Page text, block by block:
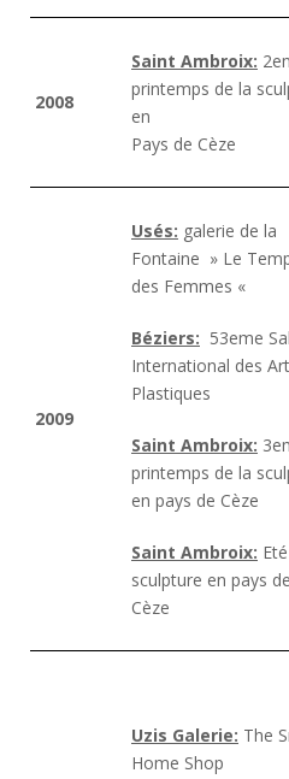
2008
Saint Ambroix:
printemps de la
en
Pays de Cèze
2009
Usés: galerie de la
Fontaine » Le
des Femmes «
Béziers: 53eme
International des
Plastiques
Saint Ambroix:
printemps de la
en pays de Cèze
Saint Ambroix:
sculpture en pays de
Cèze
Uzis Galerie: The
Home Shop